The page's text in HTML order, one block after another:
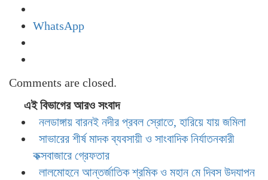
WhatsApp
Comments are closed.
এই বিভাগের আরও সংবাদ
নলডাঙ্গায় বারনই নদীর প্রবল স্রোতে, হারিয়ে যায় জমিলা
সাভারের শীর্ষ মাদক ব্যবসায়ী ও সাংবাদিক নির্যাতনকারী
কক্সবাজারে গ্রেফতার
লালমোহনে আন্তর্জাতিক শ্রমিক ও মহান মে দিবস উদযাপন